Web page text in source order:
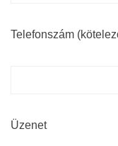
Telefonszám
Üzenet